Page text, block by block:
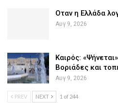
Οταν η Ελλάδα
Αυγ 9, 2026
Καιρός:
Βοριάδες και
Αυγ 9, 2026
PREV NEXT 1 of 244